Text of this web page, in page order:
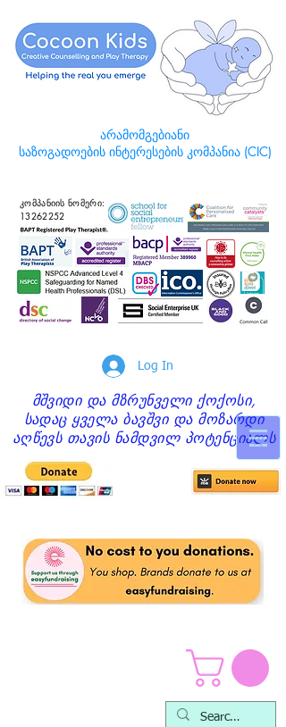
არამომგებიანი
საზოგადოების ინტერესების კომპანია (CIC)
კომპანიის ნომერი:
13262252
Log In
მშვიდი და მზრუნველი ქოქოსი,
სადაც ყველა ბავშვი და მოზარდი
აღწევს თავის ნამდვილ პოტენციალს